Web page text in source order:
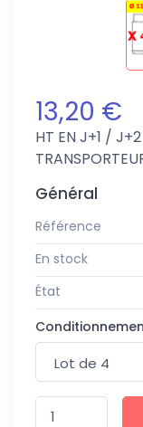
13,20 €
HT EN J+1 /
Général
Référence
En stock
État